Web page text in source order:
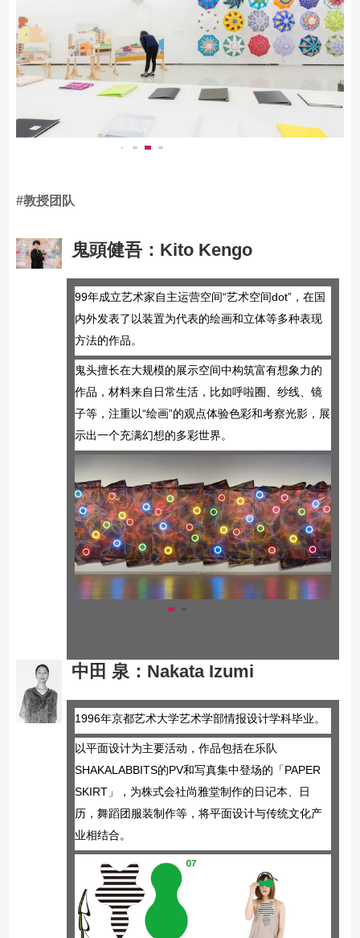
#教授团队
鬼頭健吾 ： Kito Kengo
99年成立艺术家自主运营空间“艺术空间dot”，在国
内外发表了以装置为代表的绘画和立体等多种表现
方法的作品。
鬼头擅长在大规模的展示空间中构筑富有想象力的
作品，材料来自日常生活，比如呼啦圈、纱线、镜
子等，注重以“绘画”的观点体验色彩和考察光影，展
示出一个充满幻想的多彩世界。
中田 泉：Nakata Izumi
1996年京都艺术大学艺术学部情报设计学科毕业。
以平面设计为主要活动，作品包括在乐队
SHAKALABBITS的PV和写真集中登场的「PAPER
SKIRT」，为株式会社尚雅堂制作的日记本、日
历，舞蹈团服装制作等，将平面设计与传统文化产
业相结合。